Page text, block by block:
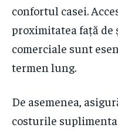
confortul casei.
proximitatea față de
comerciale sunt
termen lung.
De asemenea,
costurile